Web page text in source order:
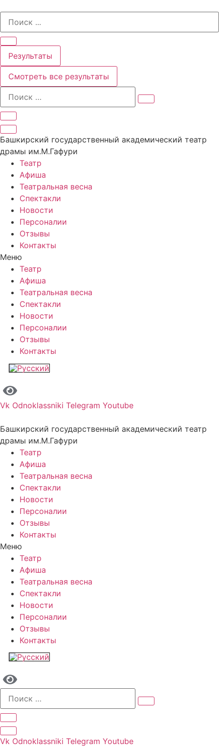
содержимому
Search
Результаты
Смотреть все результаты
Башкирский государственный академический театр
драмы им.М.Гафури
Театр
Афиша
Театральная весна
Спектакли
Новости
Персоналии
Отзывы
Контакты
Меню
Театр
Афиша
Театральная весна
Спектакли
Новости
Персоналии
Отзывы
Контакты
Vk Odnoklassniki Telegram Youtube
Башкирский государственный академический театр
драмы им.М.Гафури
Театр
Афиша
Театральная весна
Спектакли
Новости
Персоналии
Отзывы
Контакты
Меню
Театр
Афиша
Театральная весна
Спектакли
Новости
Персоналии
Отзывы
Контакты
Vk Odnoklassniki Telegram Youtube